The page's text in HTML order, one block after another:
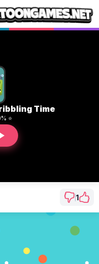
Time
⭐ 100% (1 الأصوات)
1